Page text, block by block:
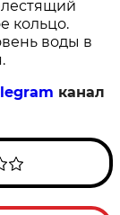
кольцо.
воды в
канал